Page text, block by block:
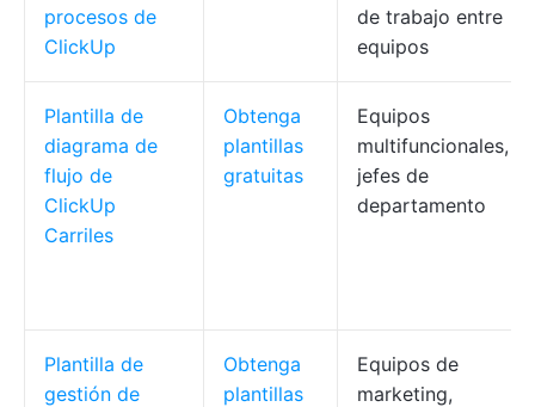
procesos de
ClickUp
de trabajo entre
equipos
Plantilla de
diagrama de
flujo de
ClickUp
Carriles
Obtenga
plantillas
gratuitas
Equipos
multifuncionales,
jefes de
departamento
Plantilla de
gestión de
Obtenga
plantillas
Equipos de
marketing,